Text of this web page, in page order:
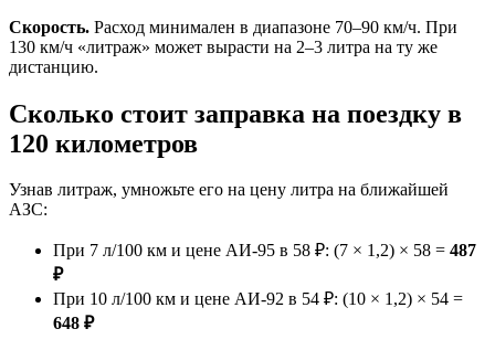
Скорость. Расход минимален в диапазоне 70–90 км/ч. При
130 км/ч «литраж» может вырасти на 2–3 литра на ту же
дистанцию.
Сколько стоит заправка на поездку в
120 километров
Узнав литраж, умножьте его на цену литра на ближайшей
АЗС:
При 7 л/100 км и цене АИ-95 в 58 ₽: (7 × 1,2) × 58 = 487
₽
При 10 л/100 км и цене АИ-92 в 54 ₽: (10 × 1,2) × 54 =
648 ₽